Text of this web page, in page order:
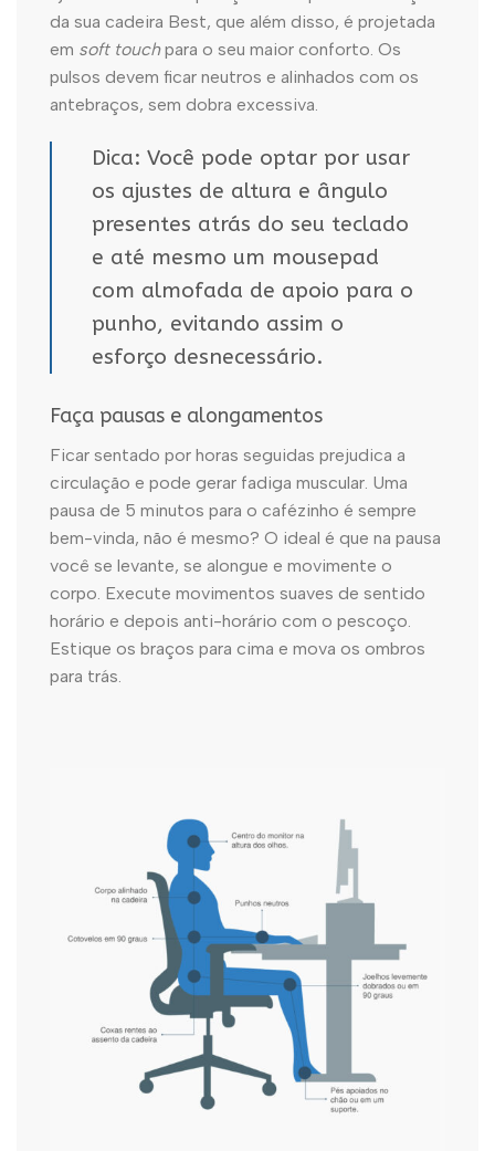
da sua cadeira Best, que além disso, é projetada
em soft touchpara o seu maior conforto. Os
pulsos devem ficar neutros e alinhados com os
antebraços, sem dobra excessiva.
Dica: Você pode optar por usar
os ajustes de altura e ângulo
presentes atrás do seu teclado
e até mesmo um mousepad
com almofada de apoio para o
punho, evitando assim o
esforço desnecessário.
Faça pausas e alongamentos
Ficar sentado por horas seguidas prejudica a
circulação e pode gerar fadiga muscular. Uma
pausa de 5 minutos para o cafézinho é sempre
bem-vinda, não é mesmo? O ideal é que na pausa
você se levante, se alongue e movimente o
corpo. Execute movimentos suaves de sentido
horário e depois anti-horário com o pescoço.
Estique os braços para cima e mova os ombros
para trás.